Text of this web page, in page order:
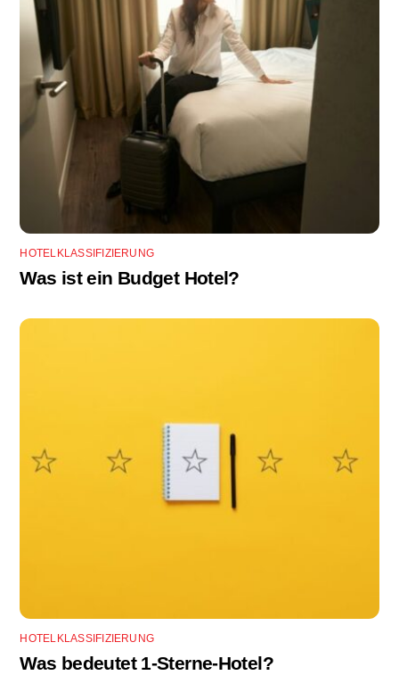
HOTELKLASSIFIZIERUNG
Was ist ein Budget Hotel?
HOTELKLASSIFIZIERUNG
Was bedeutet 1-Sterne-Hotel?